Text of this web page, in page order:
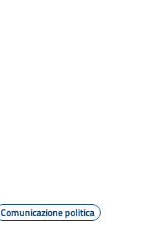
Comunicazione politica